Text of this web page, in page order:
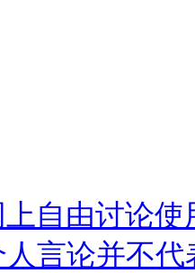
自由讨论使
言论并不